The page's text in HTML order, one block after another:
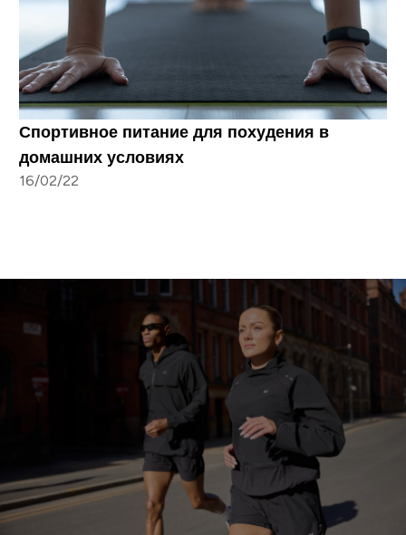
Спортивное питание для похудения в
домашних условиях
16/02/22